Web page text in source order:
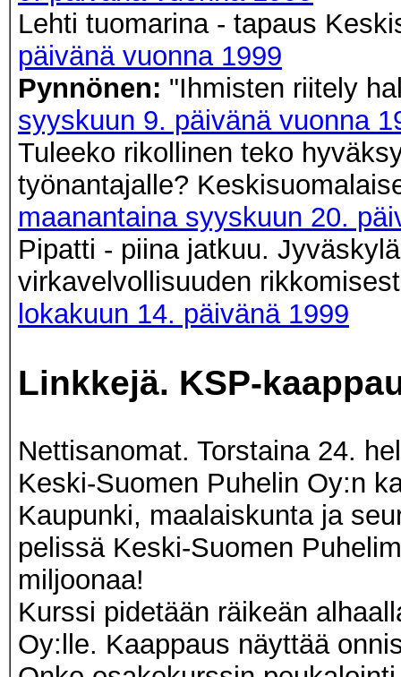
Lehti tuomarina - tapaus
päivänä vuonna 1999
Pynnönen: "Ihmisten riitely
syyskuun 9. päivänä vuonna
Tuleeko rikollinen teko
työnantajalle?
maanantaina syyskuun 20.
Pipatti - piina jatkuu.
virkavelvollisuuden
lokakuun 14. päivänä 1999
Linkkejä. KSP-
Nettisanomat. Torstaina 24.
Keski-Suomen Puhelin Oy:n
Kaupunki, maalaiskunta ja
pelissä Keski-Suomen
miljoonaa!
Kurssi pidetään räikeän
Oy:lle. Kaappaus näyttää